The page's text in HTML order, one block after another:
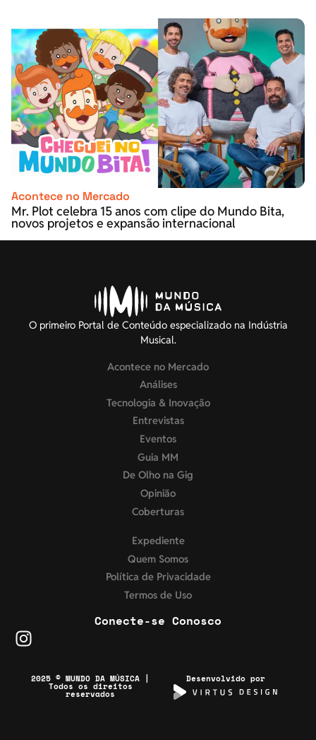
Acontece no Mercado
Mr. Plot celebra 15 anos com clipe do Mundo Bita,
novos projetos e expansão internacional
O primeiro Portal de Conteúdo especializado na Indústria
Musical.
Acontece no Mercado
Análises
Tecnologia & Inovação
Entrevistas
Eventos
Guia MM
De Olho na Gig
Opinião
Coberturas
Expediente
Quem Somos
Política de Privacidade
Termos de Uso
Conecte-se Conosco
2025 © MUNDO DA MÚSICA |
Todos os direitos
reservados
Desenvolvido por